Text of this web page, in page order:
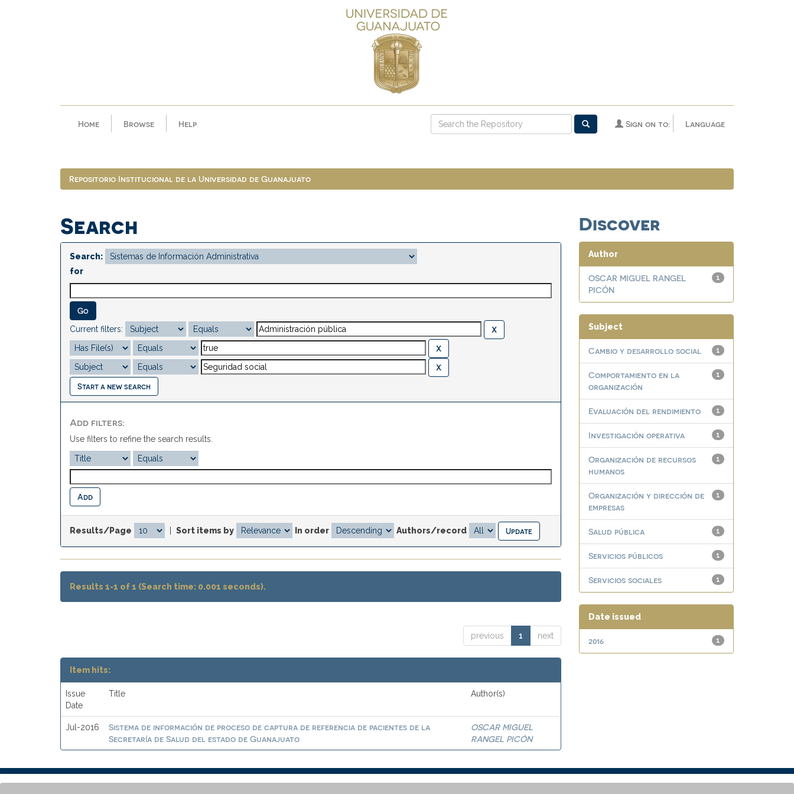
Home Browse Help Language
Sign on to:
Repositorio Institucional de la Universidad de Guanajuato
Search
Search:
for
Current filters:
Start a new search
Add filters:
Use filters to refine the search results.
Results/Page Sort items by In order Authors/record
Results 1-1 of 1 (Search time: 0.001 seconds).
previous 1 next
Item hits:
Issue
Date
Title Author(s)
Jul-2016
Sistema de información de proceso de captura de referencia de pacientes de la
Secretaría de Salud del estado de Guanajuato
OSCAR MIGUEL
RANGEL PICÓN
Discover
Author
1
OSCAR MIGUEL RANGEL
PICÓN
Subject
1
Cambio y desarrollo social
1
Comportamiento en la
organización
1
Evaluación del rendimiento
1
Investigación operativa
1
Organización de recursos
humanos
1
Organización y dirección de
empresas
1
Salud pública
1
Servicios públicos
1
Servicios sociales
Date issued
1
2016